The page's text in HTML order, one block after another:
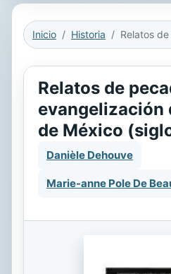
Inicio Historia
Relatos de
evangelización
de México
Danièle Dehouve
Marie-anne Pole De